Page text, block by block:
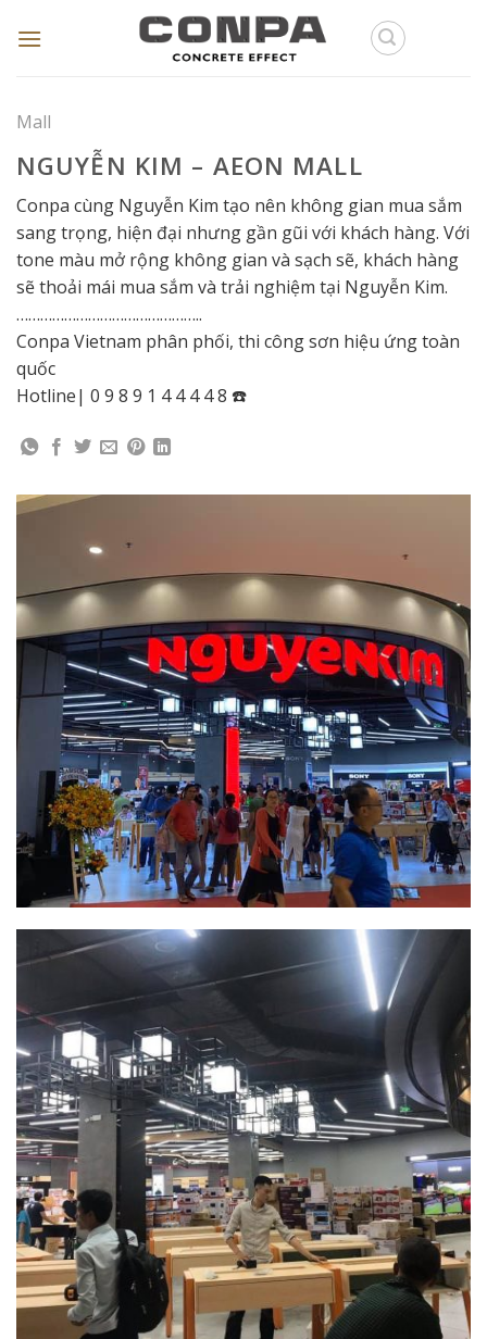
Mall
NGUYỄN KIM – AEON MALL
Conpa cùng Nguyễn Kim tạo nên không gian mua sắm
sang trọng, hiện đại nhưng gần gũi với khách hàng. Với
tone màu mở rộng không gian và sạch sẽ, khách hàng
sẽ thoải mái mua sắm và trải nghiệm tại Nguyễn Kim.
………………………………………..
Conpa Vietnam phân phối, thi công sơn hiệu ứng toàn
quốc
Hotline| 0 9 8 9 1 4 4 4 4 8 ☎️